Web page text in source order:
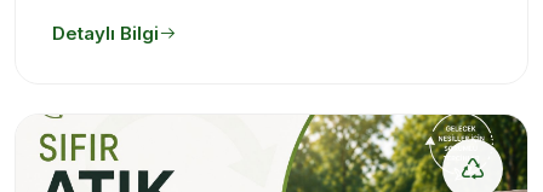
Detaylı Bilgi